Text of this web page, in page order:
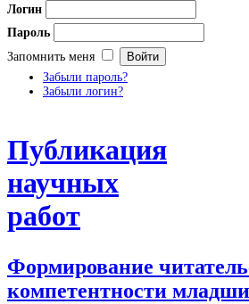
Логин
Пароль
Запомнить меня
Забыли пароль?
Забыли логин?
Публикация
научных
работ
Формирование
компетентности